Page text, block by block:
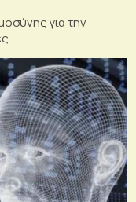
για την